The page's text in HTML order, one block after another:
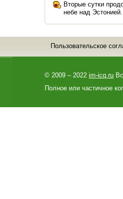
Вторые сутки
небе над Эстонией.
Пользовательское
© 2009 – 2022 im-icq.ru
Полное или частичное